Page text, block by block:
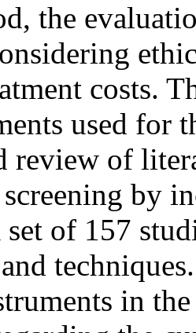
the
costs.
used for
review of
by
set of 157
in